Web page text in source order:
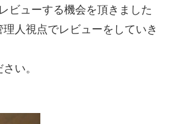
ューする機会を頂きました
人視点でレビューをしていき
い。